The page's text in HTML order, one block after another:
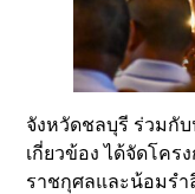
จังหวัดชลบุรี ร่วมกั
เกี่ยวข้อง ได้จัดโคร
ราชกุศลและน้อมร